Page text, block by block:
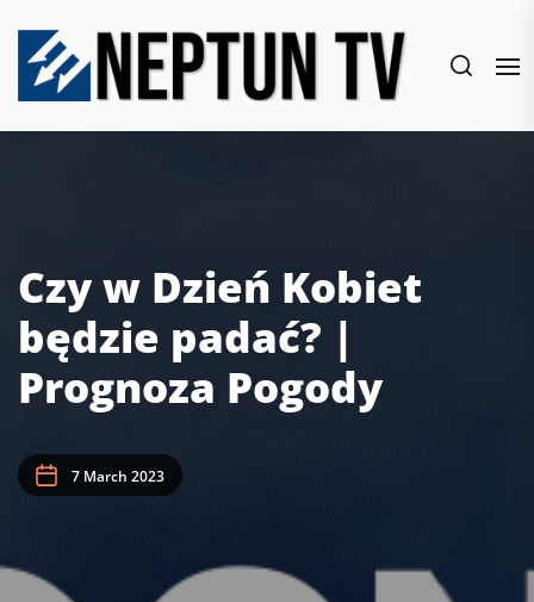
content
Czy w Dzień Kobiet
będzie padać? |
Prognoza Pogody
7 March 2023